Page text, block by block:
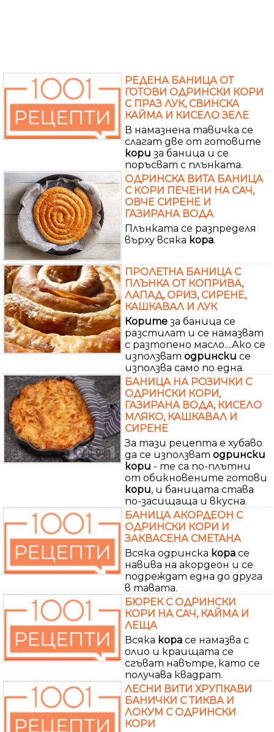
РЕДЕНА БАНИЦА ОТ
ГОТОВИ ОДРИНСКИ КОРИ
С ПРАЗ ЛУК, СВИНСКА
КАЙМА И КИСЕЛО ЗЕЛЕ
В намазнена тавичка се
слагат две от готовите
кори за баница и се
поръсват с плънката.
ОДРИНСКА ВИТА БАНИЦА
С КОРИ ПЕЧЕНИ НА САЧ,
ОВЧЕ СИРЕНЕ И
ГАЗИРАНА ВОДА
Плънката се разпределя
върху всяка кора.
ПРОЛЕТНА БАНИЦА С
ПЛЪНКА ОТ КОПРИВА,
ЛАПАД, ОРИЗ, СИРЕНЕ,
КАШКАВАЛ И ЛУК
Корите за баница се
разстилат и се намазват
с разтопено масло....Ако се
използват одрински се
използва само по една.
БАНИЦА НА РОЗИЧКИ С
ОДРИНСКИ КОРИ,
ГАЗИРАНА ВОДА, КИСЕЛО
МЛЯКО, КАШКАВАЛ И
СИРЕНЕ
За тази рецепта е хубаво
да се използват одрински
кори - те са по-плътни
от обикновените готови
кори, и баницата става
по-засищаща и вкусна.
БАНИЦА АКОРДЕОН С
ОДРИНСКИ КОРИ И
ЗАКВАСЕНА СМЕТАНА
Всяка одринска кора се
навива на акордеон и се
подреждат една до друга
в тавата.
БЮРЕК С ОДРИНСКИ
КОРИ НА САЧ, КАЙМА И
ЛЕЩА
Всяка кора се намазва с
олио и краищата се
сгъват навътре, като се
получава квадрат.
ЛЕСНИ ВИТИ ХРУПКАВИ
БАНИЧКИ С ТИКВА И
ЛОКУМ С ОДРИНСКИ
КОРИ